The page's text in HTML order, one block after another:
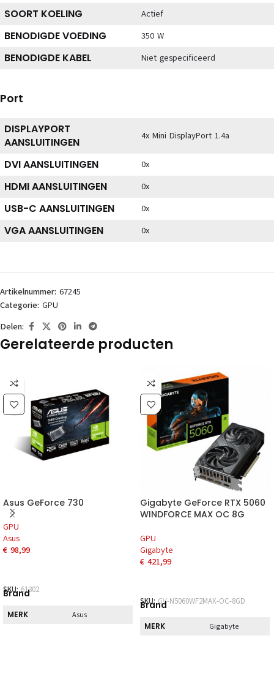
SOORT KOELING Actief
BENODIGDE VOEDING 350 W
BENODIGDE KABEL Niet gespecificeerd
Port
DISPLAYPORT
AANSLUITINGEN
4x Mini DisplayPort 1.4a
DVI AANSLUITINGEN 0x
HDMI AANSLUITINGEN 0x
USB-C AANSLUITINGEN 0x
VGA AANSLUITINGEN 0x
Artikelnummer: 67245
Categorie: GPU
Delen:
Gerelateerde producten
Asus GeForce 730
GPU
Asus
€ 98,99
SKU:61302
Brand
MERK Asus
Gigabyte GeForce RTX 5060
WINDFORCE MAX OC 8G
GPU
Gigabyte
€ 421,99
SKU:GV-N5060WF2MAX-OC-8GD
Brand
MERK Gigabyte